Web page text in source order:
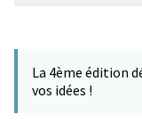
−
La 4ème édition
vos idées !